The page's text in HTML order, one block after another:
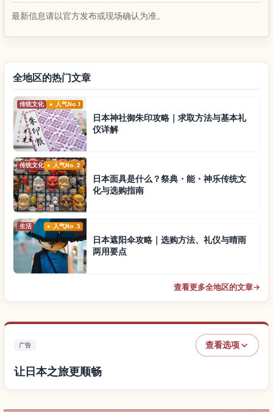
最新信息请以官方发布或现场确认为准。
全地区的热门文章
传统文化 人气No.1
日本神社御朱印攻略｜求取方法与基本礼
仪详解
传统文化 人气No.2
日本面具是什么？祭典・能・神乐传统文
化与选购指南
生活 人气No.3
日本遮阳伞攻略｜选购方法、礼仪与晴雨
两用要点
查看更多全地区的文章→
广告 查看选项
让日本之旅更顺畅